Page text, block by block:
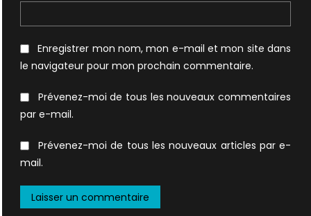
Enregistrer mon nom, mon e-mail et mon site dans
le navigateur pour mon prochain commentaire.
Prévenez-moi de tous les nouveaux commentaires
par e-mail.
Prévenez-moi de tous les nouveaux articles par e-
mail.